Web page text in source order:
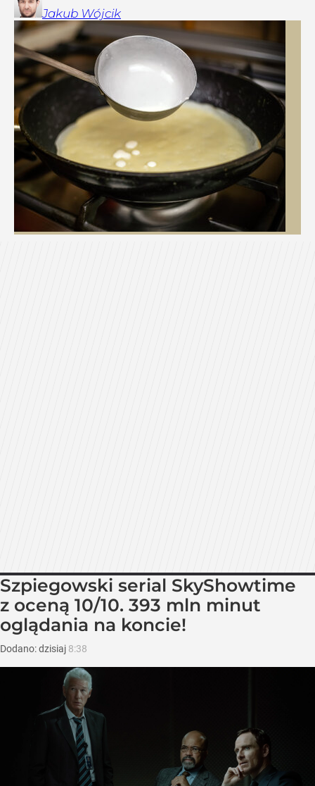
Jakub Wójcik
Szpiegowski serial SkyShowtime
z oceną 10/10. 393 mln minut
oglądania na koncie!
Dodano:dzisiaj 8:38